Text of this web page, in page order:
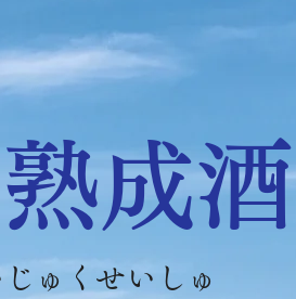
成酒
ゅくせいしゅ